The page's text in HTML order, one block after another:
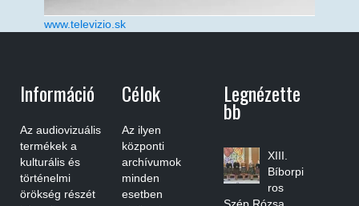
www.televizio.sk
Információ
Az audiovizuális
termékek a
kulturális és
történelmi
örökség részét
Célok
Az ilyen
központi
archívumok
minden
esetben
Legnézette
Bb
XIII.
Bíborpi
ros